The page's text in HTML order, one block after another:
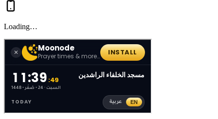
Loading…